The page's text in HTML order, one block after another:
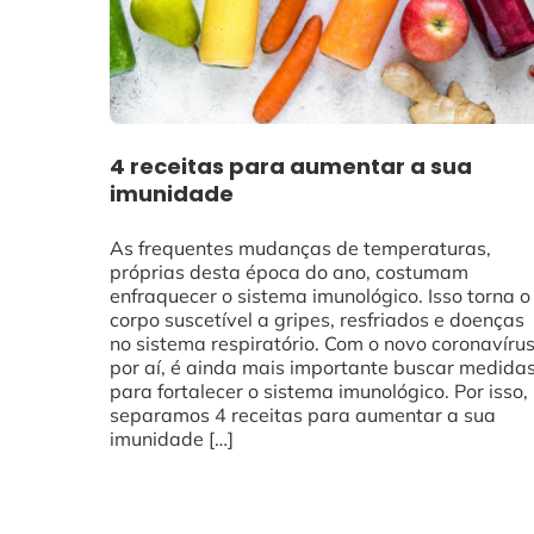
4 receitas para aumentar a sua
imunidade
As frequentes mudanças de temperaturas,
próprias desta época do ano, costumam
enfraquecer o sistema imunológico. Isso torna o
corpo suscetível a gripes, resfriados e doenças
no sistema respiratório. Com o novo coronavírus
por aí, é ainda mais importante buscar
para fortalecer o sistema imunológico. Por isso,
separamos 4 receitas para aumentar a sua
imunidade […]